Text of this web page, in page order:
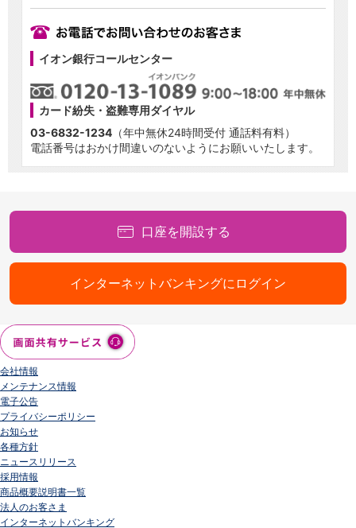
イオン銀行コールセンター
カード紛失・盗難専用ダイヤル
03-6832-1234 （年中無休24時間受付 通話料有料）
電話番号はおかけ間違いのないようにお願いいたします。
口座を開設する
インターネットバンキングにログイン
会社情報
メンテナンス情報
電子公告
プライバシーポリシー
お知らせ
各種方針
ニュースリリース
採用情報
商品概要説明書一覧
法人のお客さま
インターネットバンキング